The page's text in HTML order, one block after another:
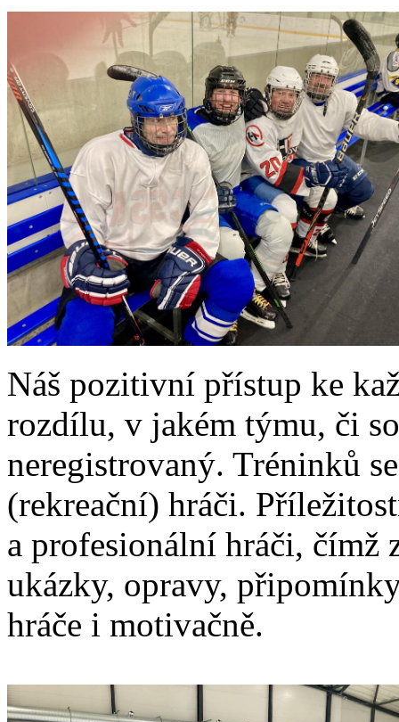
Náš pozitivní přístup ke
rozdílu, v jakém týmu, či
neregistrovaný. Tréninků
(rekreační) hráči.
a profesionální hráči,
ukázky, opravy,
hráče i motivačně.